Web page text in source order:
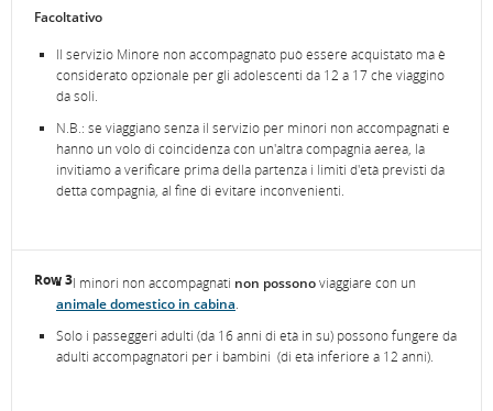
Facoltativo
Il servizio Minore non accompagnato può essere acquistato ma è
considerato opzionale per gli adolescenti da 12 a 17 che viaggino
da soli.
N.B.: se viaggiano senza il servizio per minori non accompagnati e
hanno un volo di coincidenza con un'altra compagnia aerea, la
invitiamo a verificare prima della partenza i limiti d'età previsti da
detta compagnia, al fine di evitare inconvenienti.
I minori non accompagnati non possonoviaggiare con un
animale domestico in cabina.
Solo i passeggeri adulti (da 16 anni di età in su) possono fungere da
adulti accompagnatori per i bambini (di età inferiore a 12 anni).